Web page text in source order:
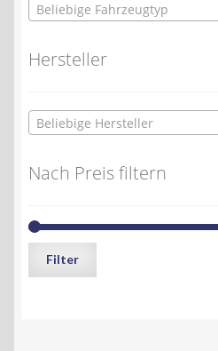
Beliebige Fahrzeugtyp
Hersteller
Beliebige Hersteller
Nach Preis filtern
Filter